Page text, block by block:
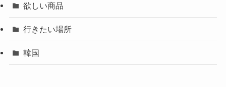
欲しい商品
行きたい場所
韓国